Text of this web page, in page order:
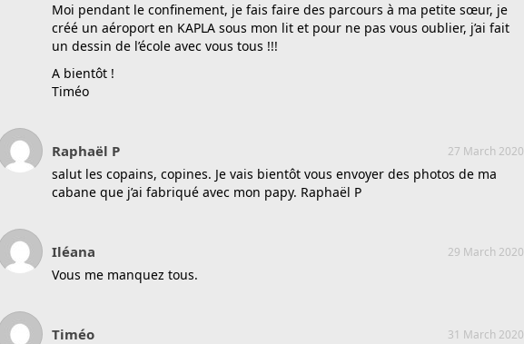
Moi pendant le confinement, je fais faire des parcours à ma petite sœur, je
créé un aéroport en KAPLA sous mon lit et pour ne pas vous oublier, j’ai fait
un dessin de l’école avec vous tous !!!
A bientôt !
Timéo
Raphaël P 27 March 2020
salut les copains, copines. Je vais bientôt vous envoyer des photos de ma
cabane que j’ai fabriqué avec mon papy. Raphaël P
Iléana 29 March 2020
Vous me manquez tous.
Timéo 31 March 2020